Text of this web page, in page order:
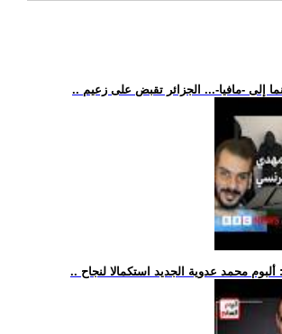
إلى -مافيا-... الجزائر تقبض على زعيم
محمد عدوية الجديد استكمالا لنجاح